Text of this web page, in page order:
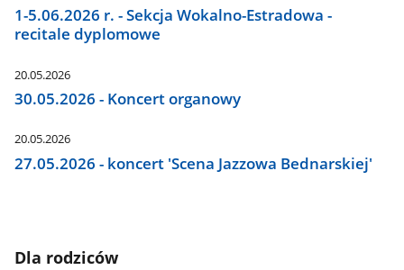
1-5.06.2026 r. - Sekcja Wokalno-Estradowa -
recitale dyplomowe
20.05.2026
30.05.2026 - Koncert organowy
20.05.2026
27.05.2026 - koncert 'Scena Jazzowa Bednarskiej'
Dla rodziców